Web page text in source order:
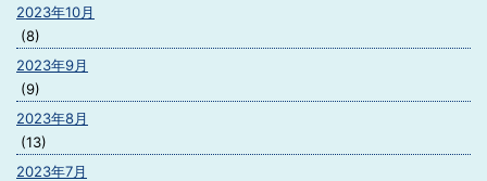
2023年10月
(8)
2023年9月
(9)
2023年8月
(13)
2023年7月